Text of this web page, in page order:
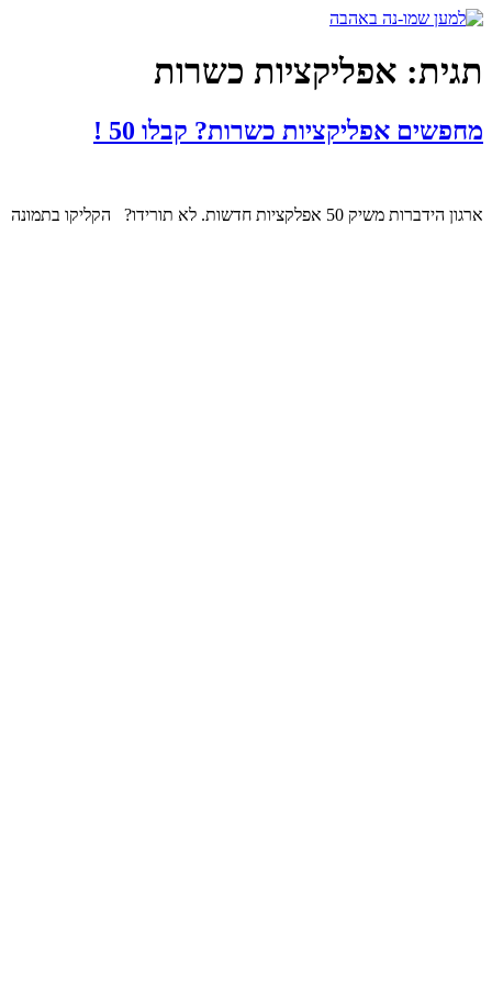
דלג
תגית: אפליקציות כשרות
מחפשים אפליקציות כשרות? קבלו 50 !
ארגון הידברות משיק 50 אפלקציות חדשות. לא תורידו? הקליקו בתמונה